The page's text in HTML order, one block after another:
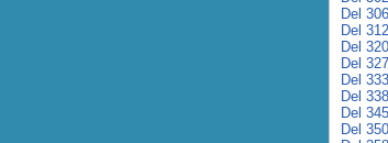
Del
Del
Del
Del
Del
Del
Del
Del